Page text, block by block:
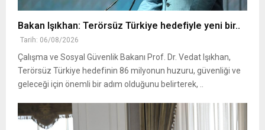
Bakan Işıkhan: Terörsüz Türkiye hedefiyle yeni bir..
Tarih: 06/08/2026
Çalışma ve Sosyal Güvenlik Bakanı Prof. Dr. Vedat Işıkhan,
Terörsüz Türkiye hedefinin 86 milyonun huzuru, güvenliği ve
geleceği için önemli bir adım olduğunu belirterek, ..